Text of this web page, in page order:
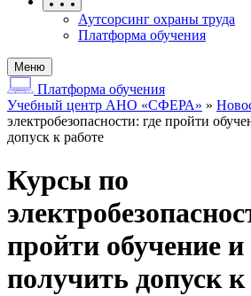
Аутсорсинг охраны труда
Платформа обучения
Меню
Платформа обучения
Учебный центр АНО «СФЕРА» »
электробезопасности: где пройти
допуск к работе
Курсы по
пройти обучение
получить допуск к